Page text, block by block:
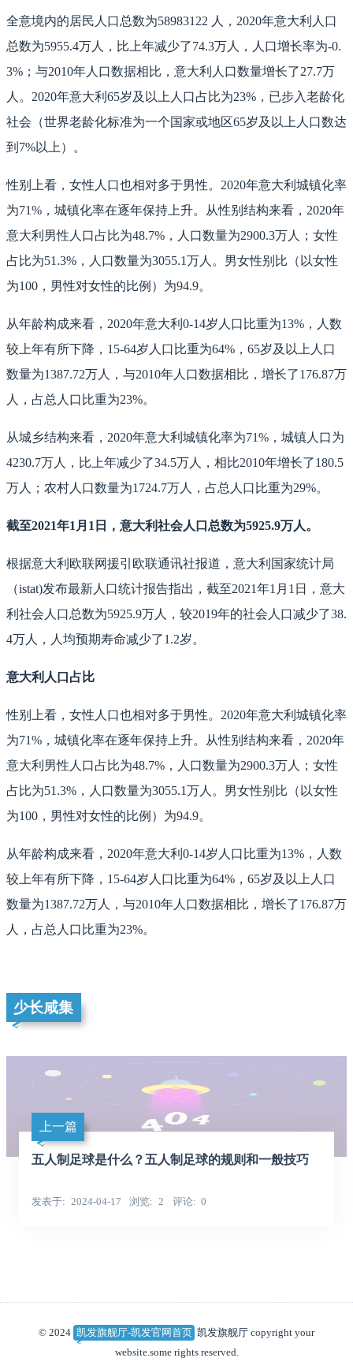
全意境内的居民人口总数为58983122 人，2020年意大利人口
总数为5955.4万人，比上年减少了74.3万人，人口增长率为-0.
3%；与2010年人口数据相比，意大利人口数量增长了27.7万
人。2020年意大利65岁及以上人口占比为23%，已步入老龄化
社会（世界老龄化标准为一个国家或地区65岁及以上人口数达
到7%以上）。
性别上看，女性人口也相对多于男性。2020年意大利城镇化率
为71%，城镇化率在逐年保持上升。从性别结构来看，2020年
意大利男性人口占比为48.7%，人口数量为2900.3万人；女性
占比为51.3%，人口数量为3055.1万人。男女性别比（以女性
为100，男性对女性的比例）为94.9。
从年龄构成来看，2020年意大利0-14岁人口比重为13%，人数
较上年有所下降，15-64岁人口比重为64%，65岁及以上人口
数量为1387.72万人，与2010年人口数据相比，增长了176.87万
人，占总人口比重为23%。
从城乡结构来看，2020年意大利城镇化率为71%，城镇人口为
4230.7万人，比上年减少了34.5万人，相比2010年增长了180.5
万人；农村人口数量为1724.7万人，占总人口比重为29%。
截至2021年1月1日，意大利社会人口总数为5925.9万人。
根据意大利欧联网援引欧联通讯社报道，意大利国家统计局
（istat)发布最新人口统计报告指出，截至2021年1月1日，意大
利社会人口总数为5925.9万人，较2019年的社会人口减少了38.
4万人，人均预期寿命减少了1.2岁。
意大利人口占比
性别上看，女性人口也相对多于男性。2020年意大利城镇化率
为71%，城镇化率在逐年保持上升。从性别结构来看，2020年
意大利男性人口占比为48.7%，人口数量为2900.3万人；女性
占比为51.3%，人口数量为3055.1万人。男女性别比（以女性
为100，男性对女性的比例）为94.9。
从年龄构成来看，2020年意大利0-14岁人口比重为13%，人数
较上年有所下降，15-64岁人口比重为64%，65岁及以上人口
数量为1387.72万人，与2010年人口数据相比，增长了176.87万
人，占总人口比重为23%。
少长咸集
上一篇
五人制足球是什么？五人制足球的规则和一般技巧
发表于 2024-04-17 浏览 2 评论 0
© 2024 凯发旗舰厅-凯发官网首页 凯发旗舰厅 copyright your
website.some rights reserved.